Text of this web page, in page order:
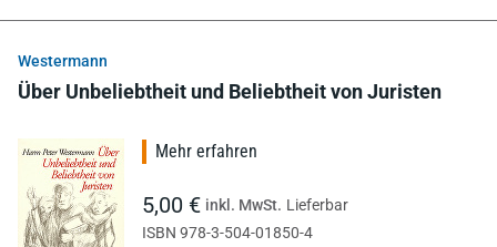
Westermann
Über Unbeliebtheit und Beliebtheit von Juristen
Mehr erfahren
5,00 € inkl. MwSt. Lieferbar
ISBN 978-3-504-01850-4